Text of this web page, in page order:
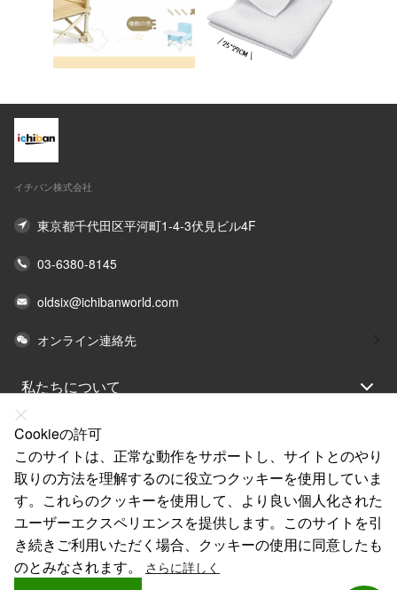
イチバン株式会社
東京都千代田区平河町1-4-3伏見ビル4F
03-6380-8145
oldsix@ichibanworld.com
オンライン連絡先
私たちについて
法律声明
ヘルプ
サービス
リンク
Cookieの許可
このサイトは、正常な動作をサポートし、サイトとのやり
取りの方法を理解するのに役立つクッキーを使用していま
す。これらのクッキーを使用して、より良い個人化された
ユーザーエクスペリエンスを提供します。このサイトを引
き続きご利用いただく場合、クッキーの使用に同意したも
のとみなされます。
さらに詳しく